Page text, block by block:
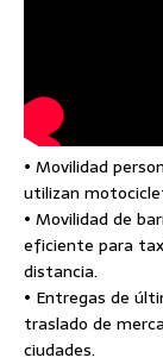
• Movilidad
utilizan
• Movilidad de
eficiente para
distancia.
• Entregas de
traslado de
ciudades.